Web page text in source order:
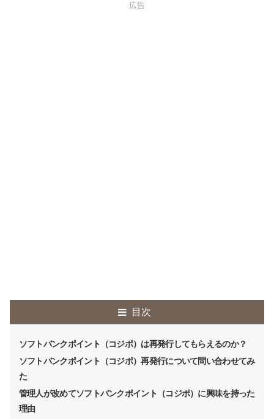
広告
目次
ソフトバンクポイント（コジポ）は再発行してもらえるのか？
ソフトバンクポイント（コジポ）再発行について問い合わせてみ
た
管理人が改めてソフトバンクポイント（コジポ）に興味を持った
理由